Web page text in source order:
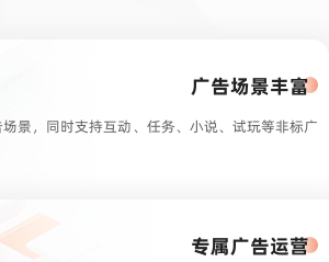
广告场景丰富
景，同时支持互动、任务、小说、试玩等非标广
专属广告运营